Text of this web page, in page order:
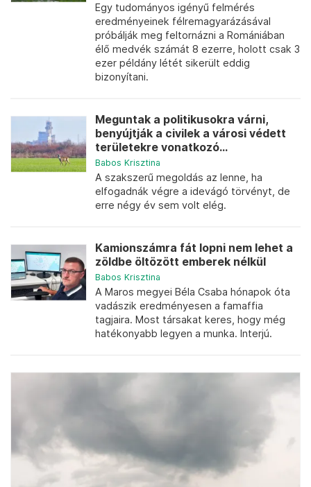
Egy tudományos igényű felmérés
eredményeinek félremagyarázásával
próbálják meg feltornázni a Romániában
élő medvék számát 8 ezerre, holott csak 3
ezer példány létét sikerült eddig
bizonyítani.
Meguntak a politikusokra várni,
benyújtják a civilek a városi védett
területekre vonatkozó...
Babos Krisztina
A szakszerű megoldás az lenne, ha
elfogadnák végre a idevágó törvényt, de
erre négy év sem volt elég.
Kamionszámra fát lopni nem lehet a
zöldbe öltözött emberek nélkül
Babos Krisztina
A Maros megyei Béla Csaba hónapok óta
vadászik eredményesen a famaffia
tagjaira. Most társakat keres, hogy még
hatékonyabb legyen a munka. Interjú.